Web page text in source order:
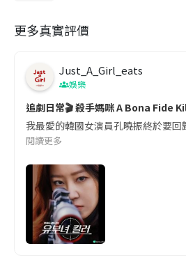
更多真實評價
Just_A_Girl_eats
娛樂
追劇日常🎬 殺手媽咪 A Bona Fide
我最愛的韓國女演員孔曉振終於要
閱讀更多